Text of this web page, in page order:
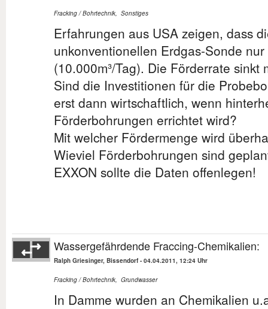
Fracking / Bohrtechnik, Sonstiges
Erfahrungen aus USA zeigen, dass
unkonventionellen Erdgas-Sonde
(10.000m³/Tag). Die Förderrate sinkt
Sind die Investitionen für die
erst dann wirtschaftlich, wenn
Förderbohrungen errichtet wird?
Mit welcher Fördermenge wird
Wieviel Förderbohrungen sind
EXXON sollte die Daten offenlegen!
Wassergefährdende Fraccing-Chemikalien:
Ralph Griesinger, Bissendorf - 04.04.2011, 12:24 Uhr
Fracking / Bohrtechnik, Grundwasser
In Damme wurden an Chemikalien